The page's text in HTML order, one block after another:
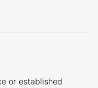
or established